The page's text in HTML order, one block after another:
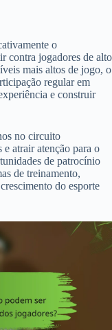
o
contra jogadores de alto
mais altos de jogo, o
regular em
e construir
no circuito
atrair atenção para o
de patrocínio
de treinamento,
do esporte